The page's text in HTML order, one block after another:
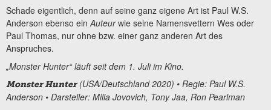
Schade eigentlich, denn auf seine ganz eigene Art ist Paul W.S.
Anderson ebenso einAuteurwie seine Namensvettern Wes oder
Paul Thomas, nur ohne bzw. einer ganz anderen Art des
Anspruches.
„Monster Hunter“ läuft seit dem 1. Juli im Kino.
Monster Hunter(USA/Deutschland 2020) • Regie: Paul W.S.
Anderson • Darsteller: Milla Jovovich, Tony Jaa, Ron Pearlman